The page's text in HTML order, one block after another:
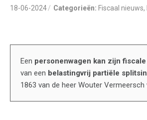
18-06-2024 Categorieën: Fiscaal nieuws,
Een personenwagen kan zijn
van een belastingvrij partiële
1863 van de heer Wouter Vermeersch